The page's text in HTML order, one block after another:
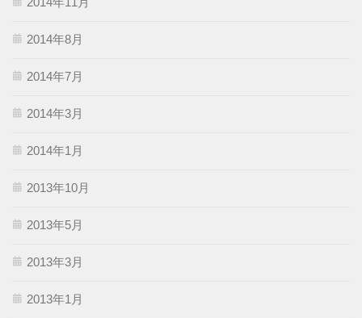
2014年8月
2014年7月
2014年3月
2014年1月
2013年10月
2013年5月
2013年3月
2013年1月